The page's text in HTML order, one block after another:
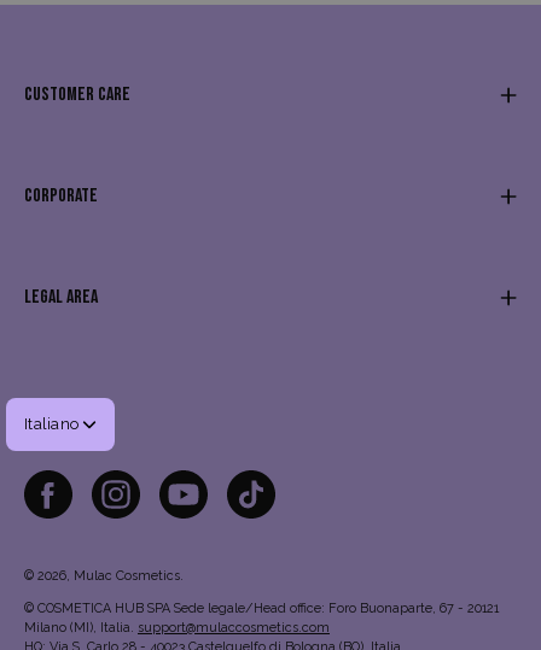
CUSTOMER CARE
CORPORATE
LEGAL AREA
Lingua
Italiano
© 2026, Mulac Cosmetics.
© COSMETICA HUB SPA Sede legale/Head office: Foro Buonaparte, 67 - 20121
Milano (MI), Italia. support@mulaccosmetics.com
HQ: Via S. Carlo 28 - 40023 Castelguelfo di Bologna (BO), Italia.